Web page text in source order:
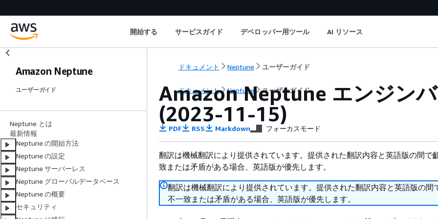
開始する サービスガイド デベロッパー用ツール AI リソース
Amazon Neptune
ユーザーガイド
Neptune とは
最新情報
Neptune の開始方法
Neptune の設定
Neptune サーバーレス
Neptune グローバルデータベース
Neptune の概要
セキュリティ
ドキュメント Neptune ユーザーガイド
ドキュメント Neptune ユーザーガイド
Amazon Neptune エンジン
(2023-11-15)
PDF RSS Markdown フォーカスモード
翻訳は機械翻訳により提供されています。提供された翻訳内容と英語版の間で
致または矛盾がある場合、英語版が優先します。
翻訳は機械翻訳により提供されています。提供された翻訳内容と英語版の間
不一致または矛盾がある場合、英語版が優先します。